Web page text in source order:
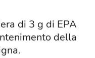
di 3 g di EPA
della